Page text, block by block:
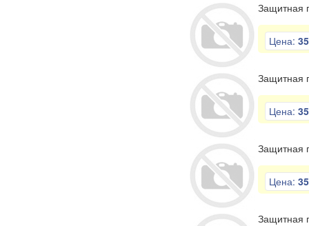
Защитная
Цена:
Защитная
Цена:
Защитная
Цена:
Защитная